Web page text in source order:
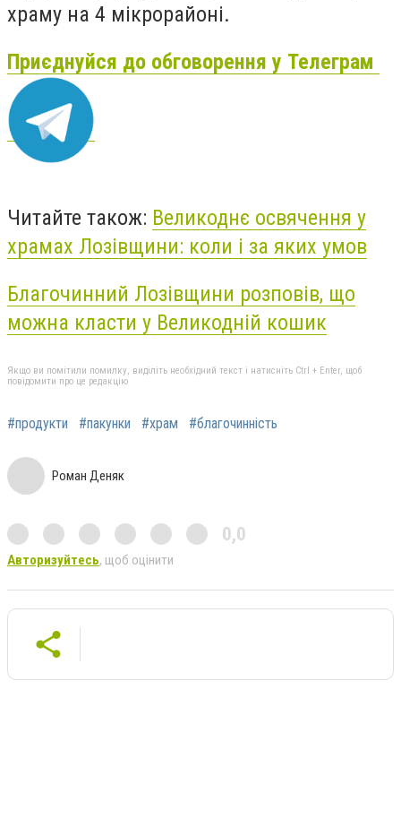
храму на 4 мікрорайоні.
Приєднуйся до обговорення у Телеграм
Читайте також: Великоднє освячення у
храмах Лозівщини: коли і за яких умов
Благочинний Лозівщини розповів, що
можна класти у Великодній кошик
Якщо ви помітили помилку, виділіть необхідний текст і натисніть Ctrl + Enter, щоб
повідомити про це редакцію
#продукти #пакунки #храм #благочинність
Роман Деняк
0,0
Авторизуйтесь, щоб оцінити